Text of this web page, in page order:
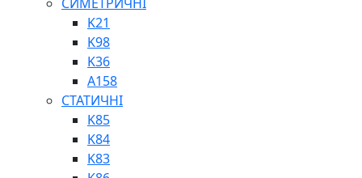
ШАРНІРНІ ПІДШИПНИКИ
ВУХА ГІДРОЦИЛІНДРА
ТРУБИ ХОНІНГОВАНІ
ШТОКИ ХРОМОВАНІ
МАСТИЛЬНЕ ОБЛАДНАННЯ
K21
K98
K36
A158
СТАТИЧНІ
K85
K84
K83